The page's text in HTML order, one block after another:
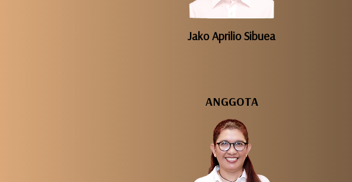
Jako Aprilio Sibuea
ANGGOTA